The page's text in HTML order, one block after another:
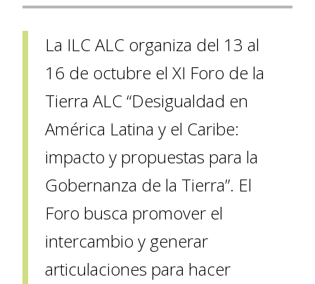
La ILC ALC organiza del 13 al
16 de octubre el XI Foro de la
Tierra ALC “Desigualdad en
América Latina y el Caribe:
impacto y propuestas para la
Gobernanza de la Tierra”. El
Foro busca promover el
intercambio y generar
articulaciones para hacer